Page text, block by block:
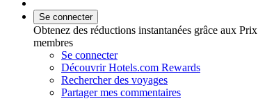
Se connecter
Obtenez des réductions instantanées grâce aux Prix
membres
Se connecter
Découvrir Hotels.com Rewards
Rechercher des voyages
Partager mes commentaires